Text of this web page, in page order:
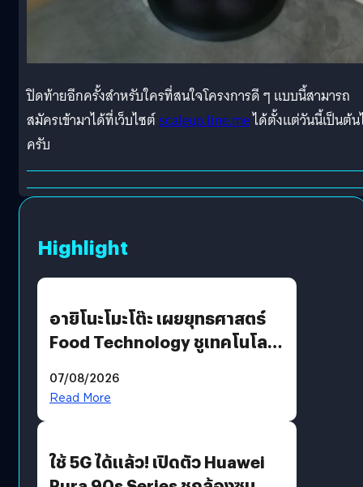
ปิดท้ายอีกครั้งสำหรับใครที่สนใจโครงการดี ๆ แบบนี้สามารถ
สมัครเข้ามาได้ที่เว็บไซต์scaleup.line.meได้ตั้งแต่วันนี้เป็นต้น
ครับ
Highlight
อายิโนะโมะโต๊ะ เผยยุทธศาสตร์
Food Technology ชูเทคโนโลยี
บริโภคและ B2B
07/08/2026
Read More
ใช้ 5G ได้แล้ว! เปิดตัว Huawei